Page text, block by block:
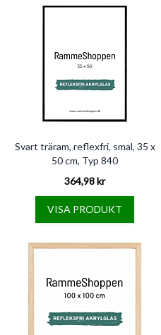
Svart träram, reflexfri, smal, 35 x
50 cm, Typ 840
364,98 kr
VISA PRODUKT